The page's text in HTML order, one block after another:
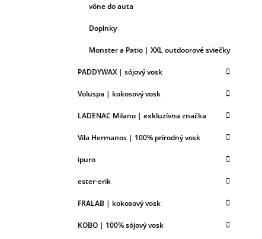
vône do auta
Doplnky
Monster a Patio | XXL outdoorové sviečky
PADDYWAX | sójový vosk
Voluspa | kokosový vosk
LADENAC Milano | exkluzívna značka
Vila Hermanos | 100% prírodný vosk
ipuro
ester-erik
FRALAB | kokosový vosk
KOBO | 100% sójový vosk